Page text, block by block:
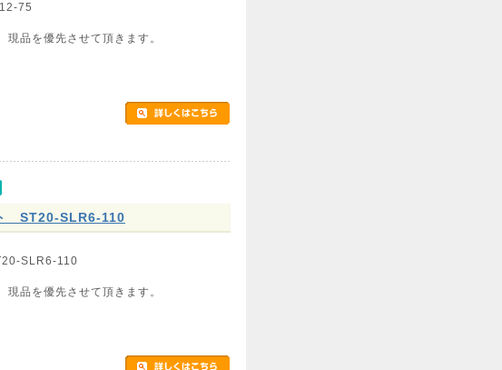
75
現品を優先させて頂きます。
ST20-SLR6-110
SLR6-110
現品を優先させて頂きます。